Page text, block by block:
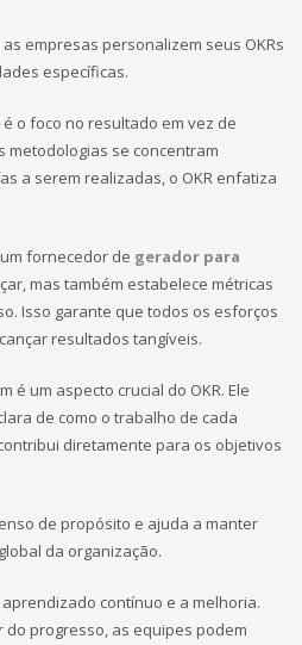
empresas personalizem seus OKRs
específicas.
o foco no resultado em vez de
metodologias se concentram
a serem realizadas, o OKR enfatiza
fornecedor de gerador para
mas também estabelece métricas
Isso garante que todos os esforços
resultados tangíveis.
é um aspecto crucial do OKR. Ele
de como o trabalho de cada
diretamente para os objetivos
de propósito e ajuda a manter
da organização.
contínuo e a melhoria.
progresso, as equipes podem